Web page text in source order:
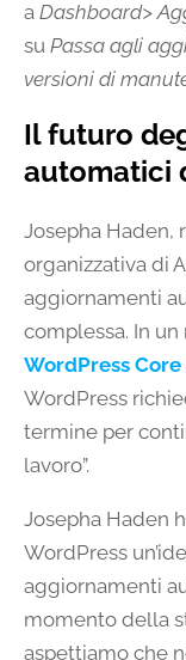
a Dashboard>
su Passa agli
versioni di
Il futuro
automatici
Josepha Haden,
organizzativa di
aggiornamenti
complessa. In
WordPress Core
WordPress
termine per
lavoro”.
Josepha Haden
WordPress
aggiornamenti
momento della
aspettiamo che